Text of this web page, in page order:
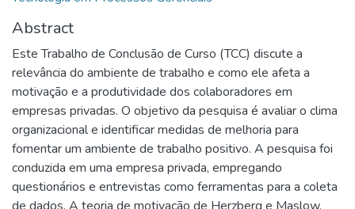
Abstract
Este Trabalho de Conclusão de Curso (TCC) discute a
relevância do ambiente de trabalho e como ele afeta a
motivação e a produtividade dos colaboradores em
empresas privadas. O objetivo da pesquisa é avaliar o clima
organizacional e identificar medidas de melhoria para
fomentar um ambiente de trabalho positivo. A pesquisa foi
conduzida em uma empresa privada, empregando
questionários e entrevistas como ferramentas para a coleta